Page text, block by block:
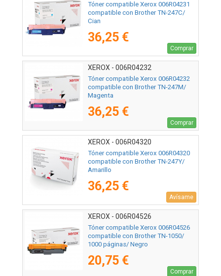
Tóner compatible Xerox 006R04231
compatible con Brother TN-247C/
Cian
36,25 €
Comprar
XEROX - 006R04232
Tóner compatible Xerox 006R04232
compatible con Brother TN-247M/
Magenta
36,25 €
Comprar
XEROX - 006R04320
Tóner compatible Xerox 006R04320
compatible con Brother TN-247Y/
Amarillo
36,25 €
Avísame
XEROX - 006R04526
Tóner compatible Xerox 006R04526
compatible con Brother TN-1050/
1000 páginas/ Negro
20,75 €
Comprar